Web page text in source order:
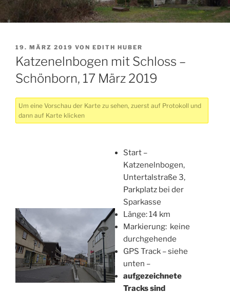
VERÖFFENTLICHT
AM
19. MÄRZ 2019 VON EDITH HUBER
Katzenelnbogen mit Schloss –
Schönborn, 17 März 2019
Um eine Vorschau der Karte zu sehen, zuerst auf Protokoll und
dann auf Karte klicken
Start –
Katzenelnbogen,
Untertalstraße 3,
Parkplatz bei der
Sparkasse
Länge: 14 km
Markierung: keine
durchgehende
GPS Track – siehe
unten –
aufgezeichnete
Tracks sind